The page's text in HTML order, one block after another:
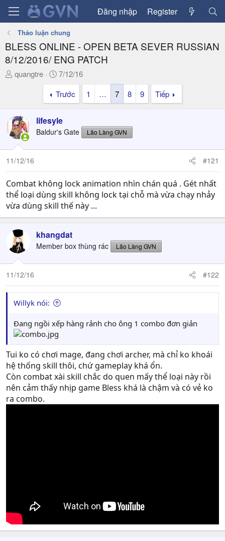
Đăng nhập Register
Thảo luận chung
BLESS ONLINE - OPEN BETA SEVER RUSSIAN
8/12/2016/ ENG PATCH
T
a
d
s
t
a
e
r
quangtre
N
g
à
y
ử
i
7/12/16
Trước
1 … 7 8 9 Tiếp
lifesyle
Baldur's Gate Lão Làng GVN
11/12/16 #121
Combat không lock animation nhìn chán quá . Gét nhất
thể loại dùng skill không lock tại chỗ mà vừa chạy nhảy
vừa dùng skill thế này ...
khangdat
Member box thùng rác Lão Làng GVN
11/12/16 #122
Willyk nói:
Đang ngồi xếp hàng rảnh cho ông 1 combo đơn giản
Tui ko có chơi mage, đang chơi archer, mà chỉ ko khoái
hệ thống skill thôi, chứ gameplay khá ổn.
Còn combat xài skill chắc do quen mấy thể loại này rồi
nên cảm thấy nhịp game Bless khá là chậm và có vẻ ko
ra combo.